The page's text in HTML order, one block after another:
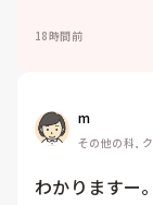
18時間前
m
その他の科,
わかりますー